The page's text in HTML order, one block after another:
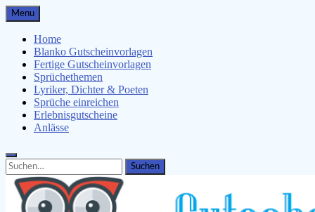
Skip
to
content
Menu
Home
Blanko Gutscheinvorlagen
Fertige Gutscheinvorlagen
Sprüchethemen
Lyriker, Dichter & Poeten
Sprüche einreichen
Erlebnisgutscheine
Anlässe
Search
for:
Search